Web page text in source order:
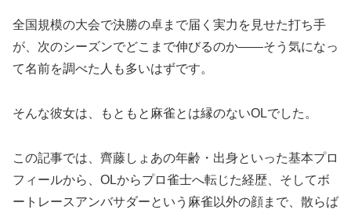
全国規模の大会で決勝の卓まで届く実力を見せた打ち手
が、次のシーズンでどこまで伸びるのか――そう気になっ
て名前を調べた人も多いはずです。
そんな彼女は、もともと麻雀とは縁のないOLでした。
この記事では、齊藤しょあの年齢・出身といった基本プロ
フィールから、OLからプロ雀士へ転じた経歴、そしてボ
ートレースアンバサダーという麻雀以外の顔まで、散らば